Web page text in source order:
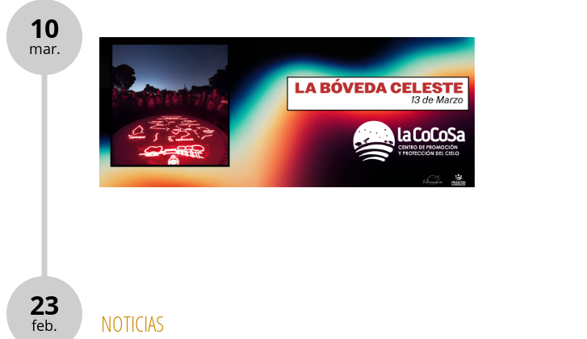
10
mar.
23
feb. NOTICIAS